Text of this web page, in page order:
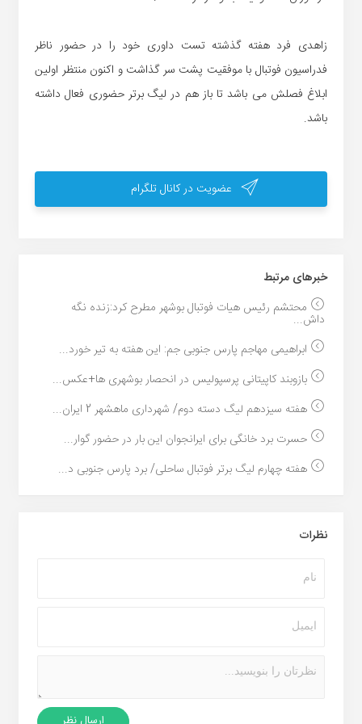
زاهدی فرد هفته گذشته تست داوری خود را در حضور ناظر
فدراسیون فوتبال با موفقیت پشت سر گذاشت و اکنون منتظر اولین
ابلاغ فصلش می باشد تا باز هم در لیگ برتر حضوری فعال داشته
باشد.
عضویت در کانال تلگرام
خبر‌های مرتبط
محتشم رئیس هیات فوتبال بوشهر مطرح کرد:زنده نگه
داش...
ابراهیمی مهاجم پارس جنوبی جم: این هفته به تیر خورد...
بازوبند کاپیتانی پرسپولیس در انحصار بوشهری ها+عکس...
هفته سیزدهم لیگ دسته دوم/ شهرداری ماهشهر 2 ایران...
حسرت برد خانگی برای ایرانجوان این بار در حضور گوار...
هفته چهارم لیگ برتر فوتبال ساحلی/ برد پارس جنوبی د...
نظرات